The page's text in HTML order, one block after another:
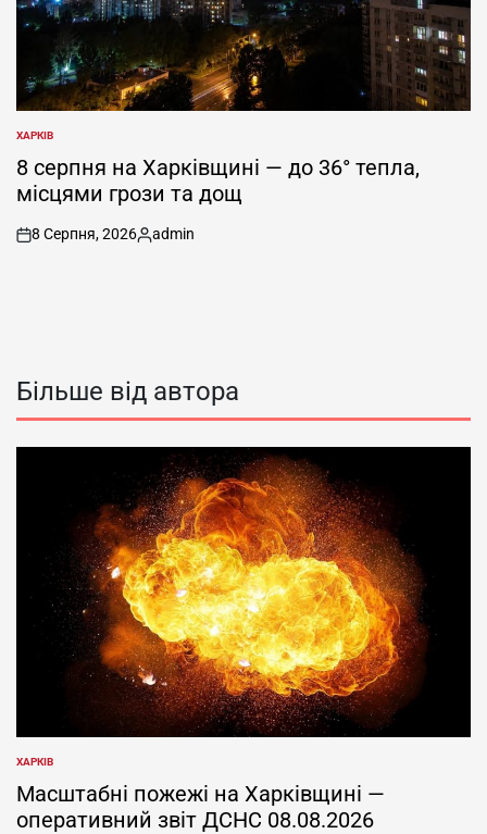
ОПУБЛІКУВАТИ
У
ХАРКІВ
8 серпня на Харківщині — до 36° тепла,
місцями грози та дощ
on
8 Серпня, 2026
Опубліковано
admin
Більше від автора
ОПУБЛІКУВАТИ
У
ХАРКІВ
Масштабні пожежі на Харківщині —
оперативний звіт ДСНС 08.08.2026